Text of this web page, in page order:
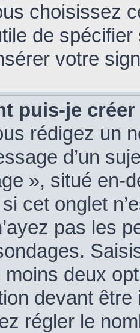
choisissez
de
votre
puis-je
rédigez un
d’un
», situé en-
cet onglet
pas les
moins deux
devant
régler le